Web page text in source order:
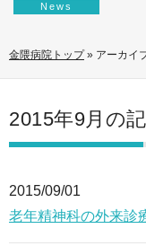
News
金隈病院トップ» アーカイ
2015年9月の
2015/09/01
老年精神科の外来診